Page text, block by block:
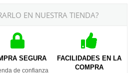
EN NUESTRA TIENDA?
SEGURA
de confianza
FACILIDADES EN LA
COMPRA